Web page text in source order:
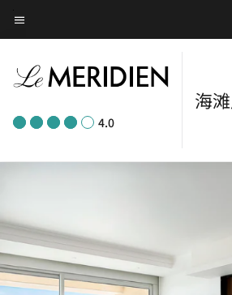
Skip
to
content
菜单文本
4.0
海